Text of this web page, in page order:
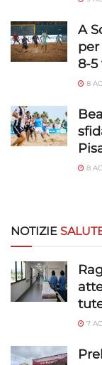
A
8-
8
8
NOTIZIE
7